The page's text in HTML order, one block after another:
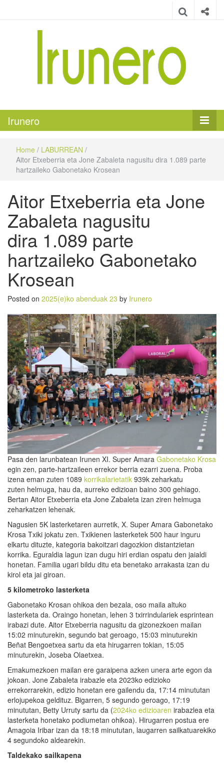
Irunero
Home / LABURREAN /
Aitor Etxeberria eta Jone Zabaleta nagusitu dira 1.089 parte
hartzaileko Gabonetako Krosean
Aitor Etxeberria eta Jone
Zabaleta nagusitu
dira 1.089 parte
hartzaileko Gabonetako
Krosean
Posted on 2025(e)ko abenduak 23 by Irunero
Pasa den larunbatean Irunen XI. Super Amara Gabonetako Krosa
egin zen, parte-hartzaileen errekor berria ezarri zuena. Proba
izena eman zuten 1089 korrikalarietatik 939k zeharkatu
zuten helmuga, hau da, aurreko edizioan baino 300 gehiago.
Bertan Aitor Etxeberria eta Jone Zabaleta izan ziren helmuga
zeharkatzen lehenak.
Nagusien 5K lasterketaren aurretik, X. Super Amara Gabonetako
Krosa Txiki jokatu zen. Txikienen lasterketek 500 haur inguru
elkartu dituzte, kategoria bakoitzari dagozkion distantzietan
korrika. Eguraldia lagun izan dugu hiri erdian ospatu den jaialdi
honetan. Familia ugari bildu ditu eta benetako arrakasta izan du
kirol eta jai giroan.
5 kilometroko lasterketa
Gabonetako Krosan ohikoa den bezala, oso maila altuko
lasterketa da. Oraingo honetan, lehen 3 txirrindulariek esprintean
irabazi dute. Aitor Etxeberria nagusitu da gizonezkoen mailan
15:02 minuturekin, segundo bat geroago, 15:03 minuturekin
Beñat Bengoetxea sartu da eta hirugarren tokian, 15:05
minuturekin, Joseba Olaetxea.
Emakumezkoen mailan ere garaipena azken unera arte egon da
jokoan. Jone Zabaleta irabazle eta 2023ko edizioko
errekorrarekin, edizio honetan ere gailendu da, 17:14 minututan
erlojupekoa geldituz. Bigarren, 5 segundo geroago, 17:19
minututan, Betty Urruty sartu da (2024ko edizioaren irabazlea eta
lasterketa honetako podiumetan ohikoa). Hirugarren postua ere
Amagoia Iribar izan da 18:18 minututan, laugarren sailkatuarekiko
4 segundoko aldearekin.
Taldekako sailkapena